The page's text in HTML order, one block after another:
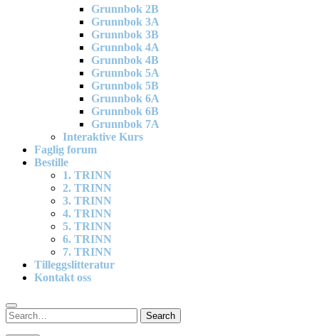
Grunnbok 2B
Grunnbok 3A
Grunnbok 3B
Grunnbok 4A
Grunnbok 4B
Grunnbok 5A
Grunnbok 5B
Grunnbok 6A
Grunnbok 6B
Grunnbok 7A
Interaktive Kurs
Faglig forum
Bestille
1. TRINN
2. TRINN
3. TRINN
4. TRINN
5. TRINN
6. TRINN
7. TRINN
Tilleggslitteratur
Kontakt oss
Search
for:
Search